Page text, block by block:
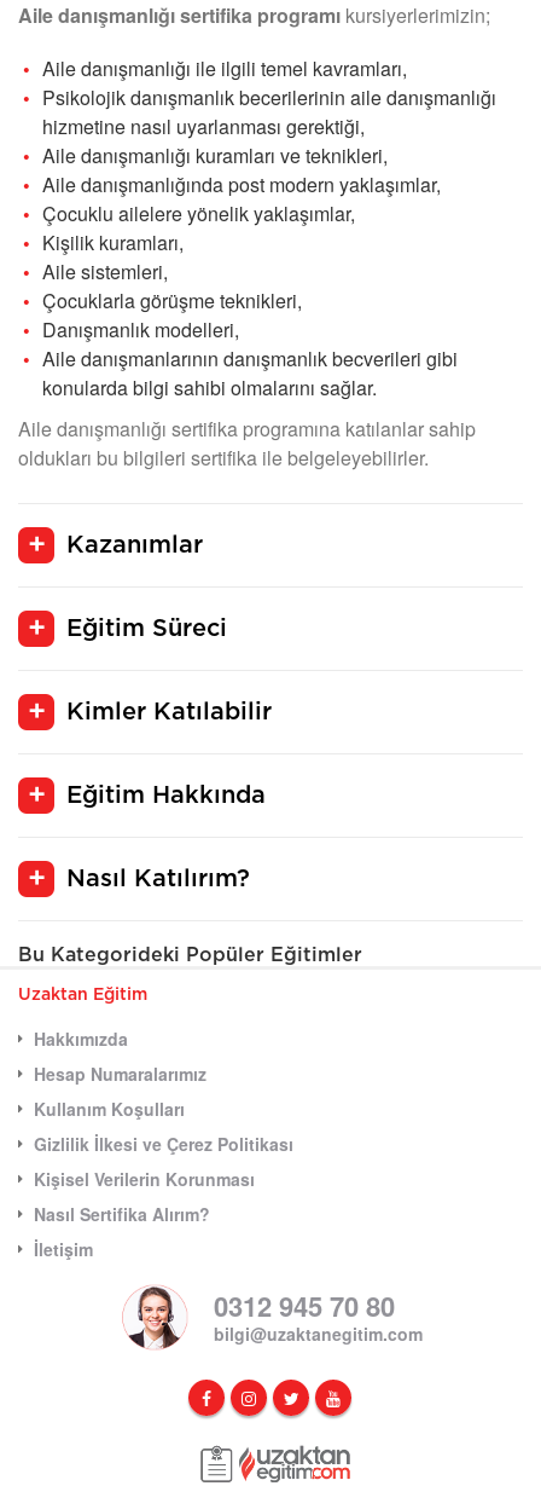
Aile danışmanlığı sertifika programı kursiyerlerimizin;
Aile danışmanlığı ile ilgili temel kavramları,
Psikolojik danışmanlık becerilerinin aile danışmanlığı
hizmetine nasıl uyarlanması gerektiği,
Aile danışmanlığı kuramları ve teknikleri,
Aile danışmanlığında post modern yaklaşımlar,
Çocuklu ailelere yönelik yaklaşımlar,
Kişilik kuramları,
Aile sistemleri,
Çocuklarla görüşme teknikleri,
Danışmanlık modelleri,
Aile danışmanlarının danışmanlık becverileri gibi
konularda bilgi sahibi olmalarını sağlar.
Aile danışmanlığı sertifika programına katılanlar sahip
oldukları bu bilgileri sertifika ile belgeleyebilirler.
Kazanımlar
Eğitim Süreci
Kimler Katılabilir
Eğitim Hakkında
Nasıl Katılırım?
Bu Kategorideki Popüler Eğitimler
Uzaktan Eğitim
Hakkımızda
Hesap Numaralarımız
Kullanım Koşulları
Gizlilik İlkesi ve Çerez Politikası
Kişisel Verilerin Korunması
Nasıl Sertifika Alırım?
İletişim
0312 945 70 80
bilgi@uzaktanegitim.com